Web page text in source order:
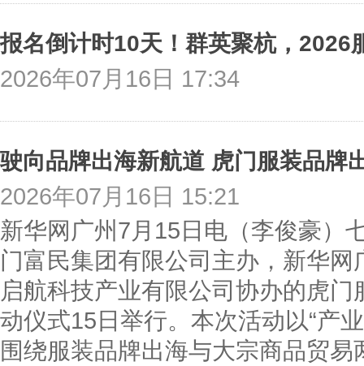
2026年07月16日 17:34
驶向品牌出海新航道 虎门服装品牌
2026年07月16日 15:21
新华网广州7月15日电（李俊豪）
门富民集团有限公司主办，新华
启航科技产业有限公司协办的虎
动仪式15日举行。本次活动以“产
围绕服装品牌出海与大宗商品贸